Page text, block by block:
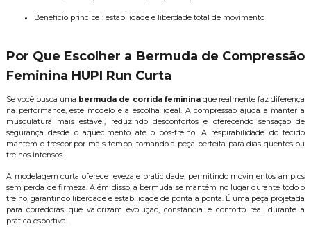
Benefício principal: estabilidade e liberdade total de movimento
Por Que Escolher a Bermuda de Compressão
Feminina HUPI Run Curta
Se você busca uma bermuda de corrida femininaque realmente faz diferença
na performance, este modelo é a escolha ideal. A compressão ajuda a manter a
musculatura mais estável, reduzindo desconfortos e oferecendo sensação de
segurança desde o aquecimento até o pós-treino. A respirabilidade do tecido
mantém o frescor por mais tempo, tornando a peça perfeita para dias quentes ou
treinos intensos.
A modelagem curta oferece leveza e praticidade, permitindo movimentos amplos
sem perda de firmeza. Além disso, a bermuda se mantém no lugar durante todo o
treino, garantindo liberdade e estabilidade de ponta a ponta. É uma peça projetada
para corredoras que valorizam evolução, constância e conforto real durante a
prática esportiva.